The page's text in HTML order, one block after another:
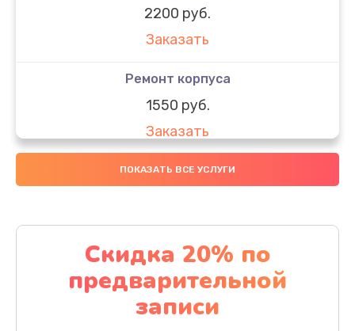
2200 руб.
Заказать
Ремонт корпуса
1550 руб.
Заказать
Настройка
Заказать
Ремонт кнопки
1200 руб.
Заказать
ПОКАЗАТЬ ВСЕ УСЛУГИ
Скидка 20% по
предварительной
записи